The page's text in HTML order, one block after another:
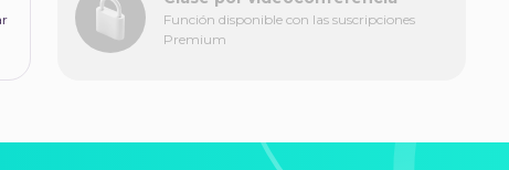
Función disponible con las suscripciones
Premium